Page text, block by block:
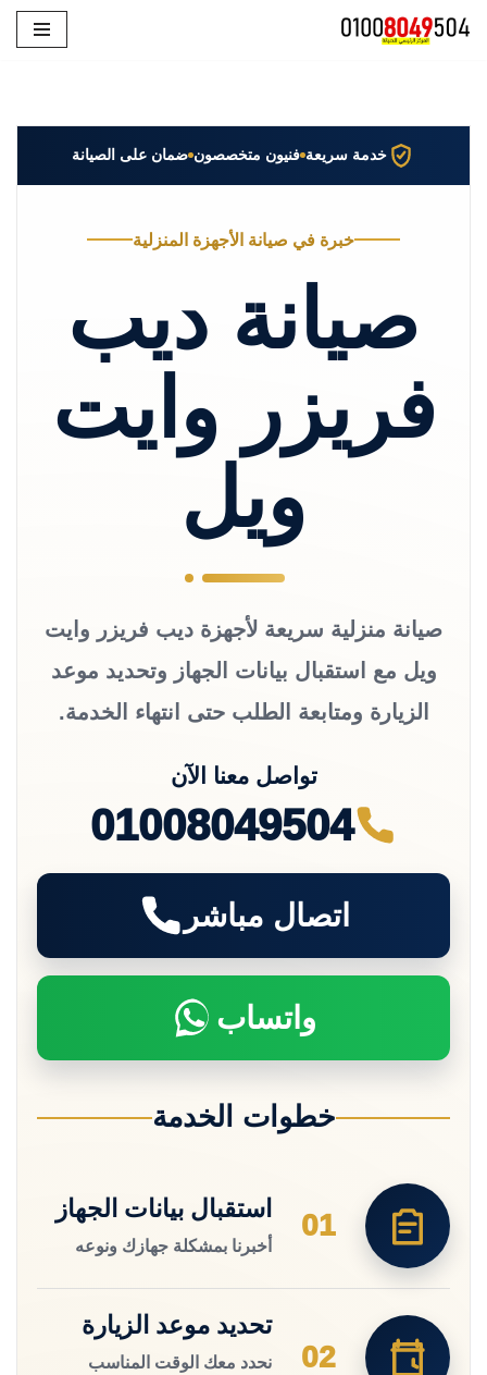
خدمة سريعة فنيون متخصصون ضمان على الصيانة
خبرة في صيانة الأجهزة المنزلية
صيانة ديب
فريزر وايت
ويل
صيانة منزلية سريعة لأجهزة ديب فريزر وايت
ويل مع استقبال بيانات الجهاز وتحديد موعد
الزيارة ومتابعة الطلب حتى انتهاء الخدمة.
تواصل معنا الآن
01008049504
اتصال مباشر
واتساب
خطوات الخدمة
01
استقبال بيانات الجهاز
أخبرنا بمشكلة جهازك ونوعه
02
تحديد موعد الزيارة
نحدد معك الوقت المناسب